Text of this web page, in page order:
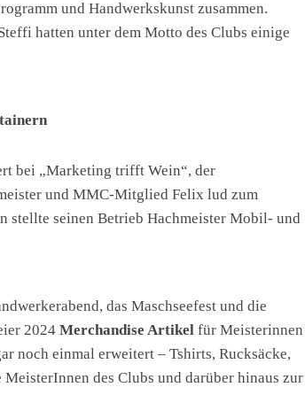
und Handwerkskunst zusammen.
hatten unter dem Motto des Clubs einige
bei „Marketing trifft Wein“, der
und MMC-Mitglied Felix lud zum
stellte seinen Betrieb Hachmeister Mobil- und
das Maschseefest und die
2024 Merchandise Artikel für Meisterinnen
noch einmal erweitert – Tshirts, Rucksäcke,
des Clubs und darüber hinaus zur